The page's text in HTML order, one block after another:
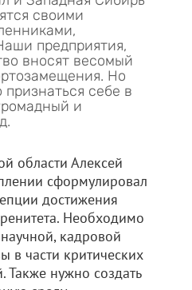
своими
предприятия,
вносят весомый
Но
себе в
и
области Алексей
сформулировал
достижения
Необходимо
кадровой
в части критических
Также нужно создать